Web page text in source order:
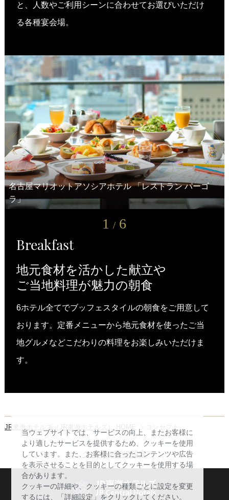
と、人数やご利用シーンに合わせてお選びいただけ
る各種宴会場。
1 / 6
名古屋マリオットアソシアホテル 「レストラン パーゴ
ラ」
ホテルアソシア豊橋 「レストラン ロジェール」
ヒルトン高山リゾート
ホテルアソシア静岡 「レストラン パーゴラ」
ホテルアソシア新横浜ロビー前 「ロイヤルホスト新横浜駅
ビル店」
名古屋JRゲートタワーホテル 「レストラン ゲートハウ
ス」
Breakfast
地元食材を活かした献立や
ご当地料理が魅力の朝食
6ホテル全てでブッフェスタイルの朝食をご用意して
おります。定番メニューから地元食材を使ったご当
地グルメなどこだわりの料理をお楽しみいただけま
す。
JR東海ホテルズ（JR東海ホテルズ） HOME コンセプト
クッキー詳細設定
当ウェブサイトでは、サービスの向上、またお客様に
より適したサービスを提供するため、クッキーを使用
しています。また、お客様に合ったコンテンツや広告
を表示させることを目的としてクッキーを使用する場
合があります。
クッキーの詳細や、クッキーの種類ごとに設定を変更
するには、「詳細設定」をクリックしてください。